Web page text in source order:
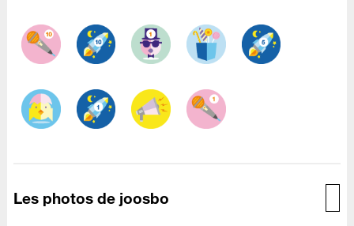
Les photos de joosbo